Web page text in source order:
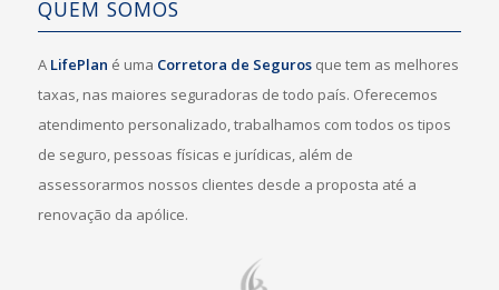
QUEM SOMOS
A LifePlan é uma Corretora de Segurosque tem as melhores
taxas, nas maiores seguradoras de todo país. Oferecemos
atendimento personalizado, trabalhamos com todos os tipos
de seguro, pessoas físicas e jurídicas, além de
assessorarmos nossos clientes desde a proposta até a
renovação da apólice.